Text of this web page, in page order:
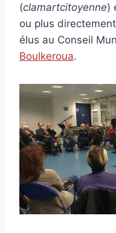
(clamartcitoyenne)
ou plus
élus au Conseil
Boulkeroua.